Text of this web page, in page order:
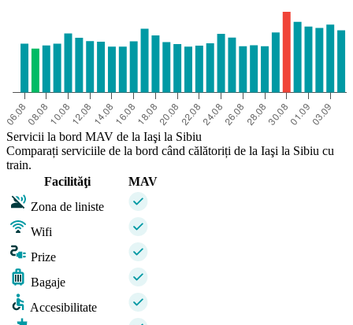
Servicii la bord MAV de la Iaşi la Sibiu
Comparați serviciile de la bord când călătoriți de la Iaşi la Sibiu cu
train.
Facilităţi
MAV
Zona de liniste
Wifi
Prize
Bagaje
Accesibilitate